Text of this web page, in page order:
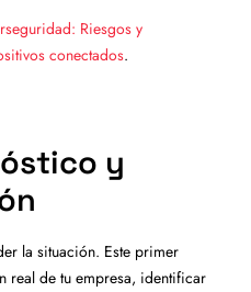
Riesgos y
conectados.
y
la situación. Este primer
real de tu empresa, identificar